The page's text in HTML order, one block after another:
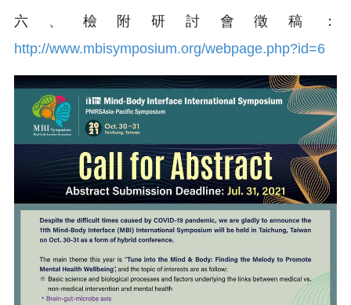
六、檢附研討會徵稿：
http://www.mbisymposium.org/webpage.php?id=6